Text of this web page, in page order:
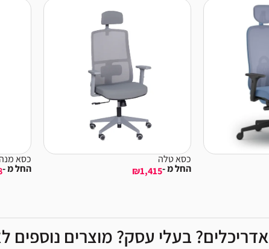
כסא טלה
החל מ - ₪1,415
כסא
החל מ -
אדריכלים? בעלי עסק? מוצרים נוספים